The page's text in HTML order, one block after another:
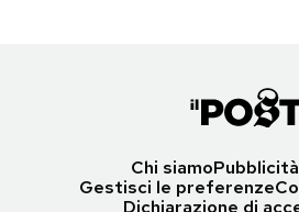
Chi siamoPubblicità
Gestisci le preferenze
Dichiarazione di